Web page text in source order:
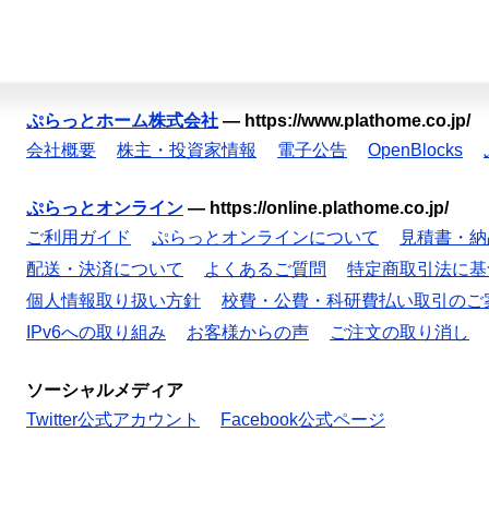
ぷらっとホーム株式会社 — https://www.plathome.co.jp/
会社概要
株主・投資家情報 電子公告 OpenBlocks
ぷらっとオンライン — https://online.plathome.co.jp/
ご利用ガイド
ぷらっとオンラインについて
見積書・
配送・決済について
よくあるご質問
特定商取引法に
個人情報取り扱い方針
校費・公費・科研費払い取引のご
IPv6への取り組み
お客様からの声 ご注文の取り消し
ソーシャルメディア
Twitter公式アカウント
Facebook公式ページ